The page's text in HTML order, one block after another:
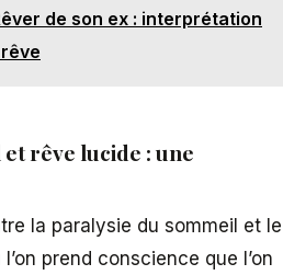
de son ex : interprétation
rêve lucide : une
la paralysie du sommeil et le
prend conscience que l’on